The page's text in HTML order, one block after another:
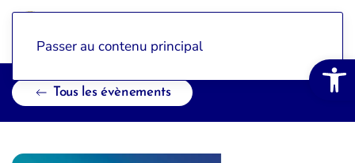
Ouvrir
Passer au contenu principal
Tous les évènements